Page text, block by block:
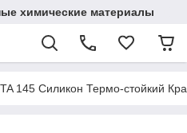
химические материалы
145 Силикон Термо-стойкий